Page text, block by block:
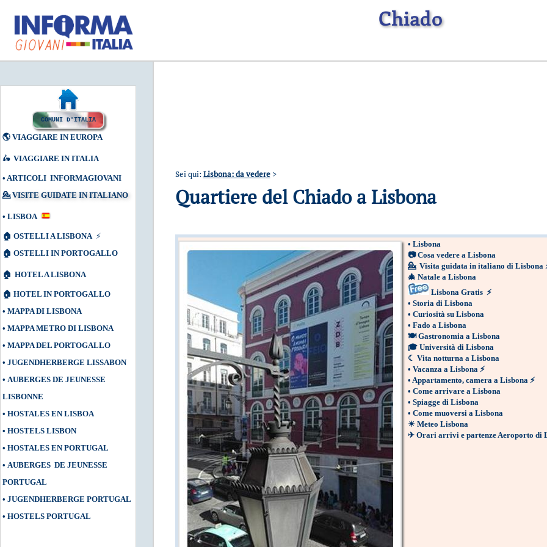
Chiado
COMUNI D'ITALIA
🌎 VIAGGIARE IN EUROPA
🛵 VIAGGIARE IN ITALIA
• ARTICOLI INFORMAGIOVANI
💁 VISITE GUIDATE IN ITALIANO
• LISBOA
🏠 OSTELLI A LISBONA ⚡
🏠 OSTELLI IN PORTOGALLO
🏠 HOTEL A LISBONA
🏠 HOTEL IN PORTOGALLO
• MAPPA DI LISBONA
• MAPPA METRO DI LISBONA
• MAPPA DEL PORTOGALLO
• JUGENDHERBERGE LISSABON
• AUBERGES DE JEUNESSE
LISBONNE
• HOSTALES EN LISBOA
• HOSTELS LISBON
• HOSTALES EN PORTUGAL
• AUBERGES DE JEUNESSE
PORTUGAL
• JUGENDHERBERGE PORTUGAL
• HOSTELS PORTUGAL
Sei qui:Lisbona: da vedere >
Quartiere del Chiado a Lisbona
• Lisbona
📷 Cosa vedere a Lisbona
💁 Visita guidata in italiano di Lisbona
🎄 Natale a Lisbona
Lisbona Gratis ⚡
• Storia di Lisbona
• Curiosità su Lisbona
• Fado a Lisbona
🍽 Gastronomia a Lisbona
🎓 Università di Lisbona
☾ Vita notturna a Lisbona
• Vacanza a Lisbona ⚡
• Appartamento, camera a Lisbona ⚡
• Come arrivare a Lisbona
• Spiagge di Lisbona
• Come muoversi a Lisbona
☀ Meteo Lisbona
✈ Orari arrivi e partenze Aeroporto di